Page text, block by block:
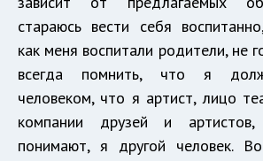
стараюсь вести себя
как меня воспитали родители, не
всегда помнить, что я
человеком, что я артист, лицо
компании друзей и
понимают, я другой человек.